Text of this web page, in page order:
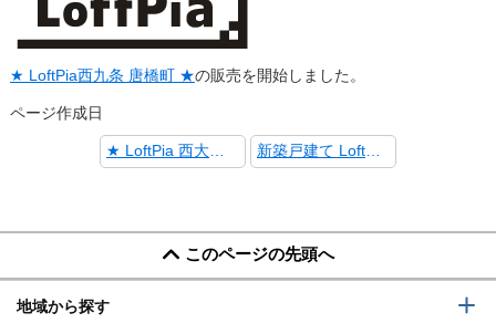
★ LoftPia西九条 唐橋町 ★の販売を開始しました。
ページ作成日
★ LoftPia 西大路(吉祥院池ノ内町) 販売開始！★ 新築戸建て LoftPia 西京極堤町1号地 商談中!!
このページの先頭へ
地域から探す